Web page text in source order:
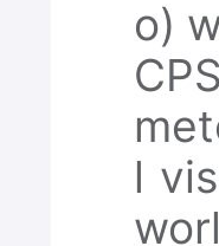
o)
l